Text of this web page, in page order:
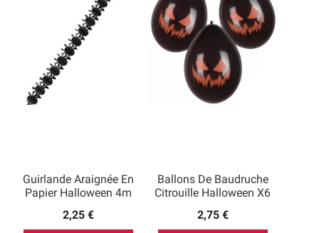
Guirlande Araignée En
Papier Halloween 4m
2,25 €
Ballons De Baudruche
Citrouille Halloween X6
2,75 €